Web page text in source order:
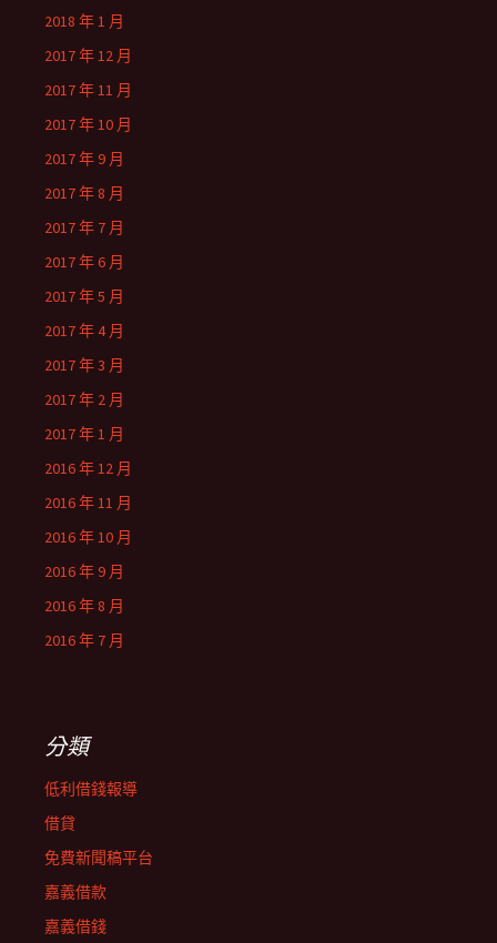
2018 年 1 月
2017 年 12 月
2017 年 11 月
2017 年 10 月
2017 年 9 月
2017 年 8 月
2017 年 7 月
2017 年 6 月
2017 年 5 月
2017 年 4 月
2017 年 3 月
2017 年 2 月
2017 年 1 月
2016 年 12 月
2016 年 11 月
2016 年 10 月
2016 年 9 月
2016 年 8 月
2016 年 7 月
分類
低利借錢報導
借貸
免費新聞稿平台
嘉義借款
嘉義借錢